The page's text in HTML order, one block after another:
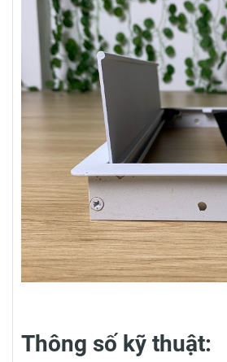
Thông số kỹ thuật: